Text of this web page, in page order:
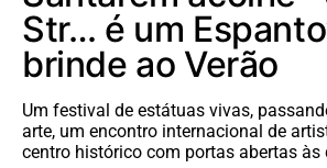
Str… é um
brinde ao Verão
Um festival de estátuas vivas,
arte, um encontro internacional de
centro histórico com portas abertas